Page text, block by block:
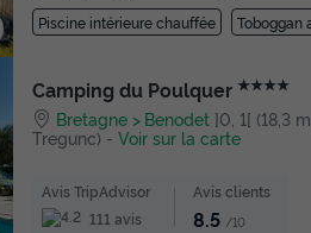
Piscine intérieure chauffée
Toboggan
Camping du Poulquer ★★★★
Bretagne Benodet ]0, 1[ (18,3
Tregunc) - Voir sur la carte
Avis TripAdvisor
111 avis
Avis clients
8.5 /10